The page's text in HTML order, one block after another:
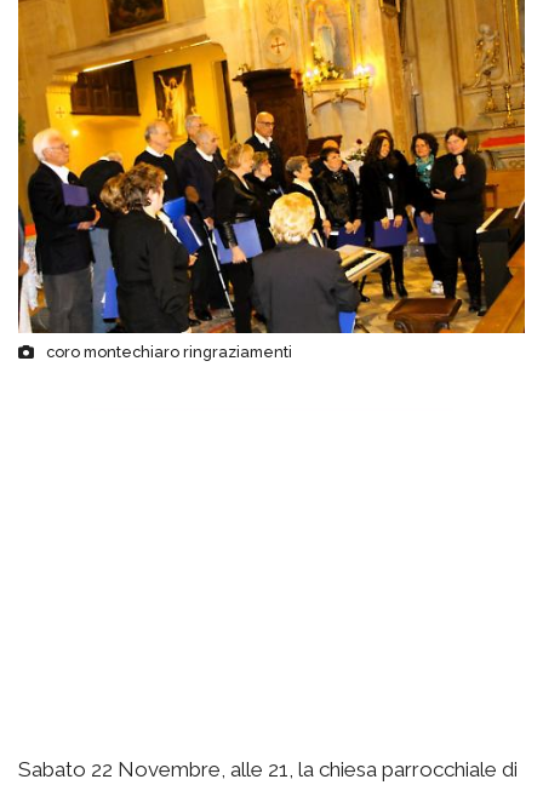
coro montechiaro ringraziamenti
Sabato 22 Novembre, alle 21, la chiesa parrocchiale di